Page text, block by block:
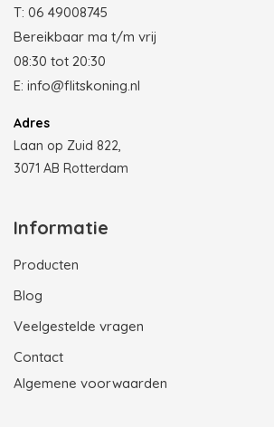
T: 06 49008745
Bereikbaar ma t/m vrij
08:30 tot 20:30
E: info@flitskoning.nl
Adres
Laan op Zuid 822,
3071 AB Rotterdam
Informatie
Producten
Blog
Veelgestelde vragen
Contact
Algemene voorwaarden